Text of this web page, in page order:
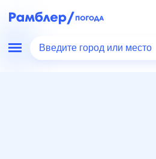
Введите город или место